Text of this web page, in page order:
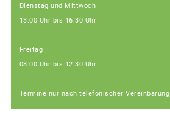
Dienstag und Mittwoch
13:00 Uhr bis 16:30 Uhr
Freitag
08:00 Uhr bis 12:30 Uhr
Termine nur nach telefonischer Vereinbarung